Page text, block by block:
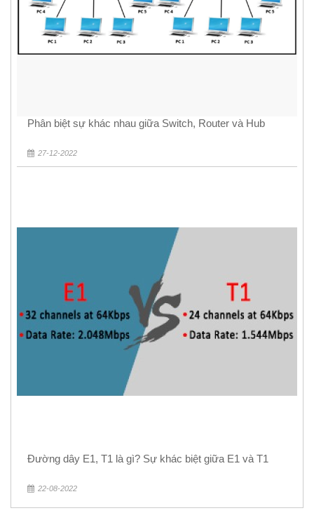
Phân biệt sự khác nhau giữa Switch, Router và Hub
27-12-2022
Đường dây E1, T1 là gì? Sự khác biệt giữa E1 và T1
22-08-2022